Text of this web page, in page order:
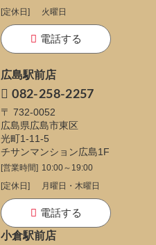
[定休日]
火曜日
電話する
広島駅前店
082-258-2257
〒 732-0052
広島県広島市東区
光町1-11-5
チサンマンション広島1F
[営業時間] 10:00～19:00
[定休日]
月曜日・木曜日
電話する
小倉駅前店